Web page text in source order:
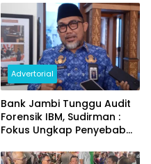
Daerah
Advertorial
Bank Jambi Tunggu Audit
Forensik IBM, Sudirman :
Fokus Ungkap Penyebab
Rp144 Miliar